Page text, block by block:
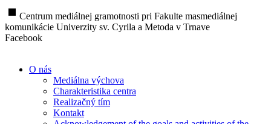
stop Centrum mediálnej gramotnosti pri Fakulte masmediálnej
komunikácie Univerzity sv. Cyrila a Metoda v Trnave
Facebook
O nás
Mediálna výchova
Charakteristika centra
Realizačný tím
Kontakt